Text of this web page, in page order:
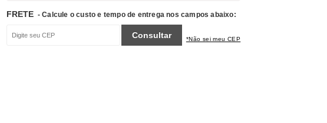
FRETE - Calcule o custo e tempo de entrega nos campos abaixo:
Consultar *Não sei meu CEP